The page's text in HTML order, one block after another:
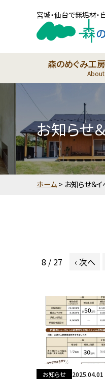
宮城・仙台で無垢材
森のめぐみ工
About
お知らせ
ホーム> お知らせ＆
8 / 27 ‹ 次へ
お知らせ 2025.04.01